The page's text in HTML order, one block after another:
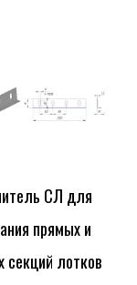
СЛ для
прямых и
секций лотков